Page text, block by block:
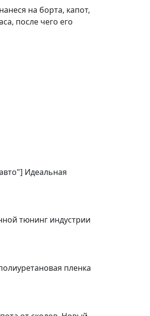
на борта, капот,
после чего его
Идеальная
тюнинг индустрии
пленка